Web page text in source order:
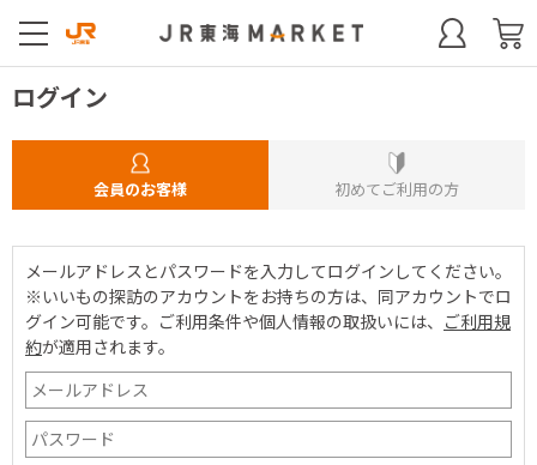
ログイン
会員のお客様 初めてご利用の方
メールアドレスとパスワードを入力してログインしてください。
※いいもの探訪のアカウントをお持ちの方は、同アカウントでロ
グイン可能です。 ご利用条件や個人情報の取扱いには、 ご利用規
約が適用されます。